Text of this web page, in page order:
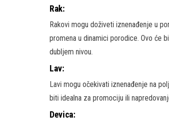
Rak:
Rakovi mogu doživeti iznenađenje u
promena u dinamici porodice. Ovo će
dubljem nivou.
Lav:
Lavi mogu očekivati iznenađenje na
biti idealna za promociju ili
Devica: